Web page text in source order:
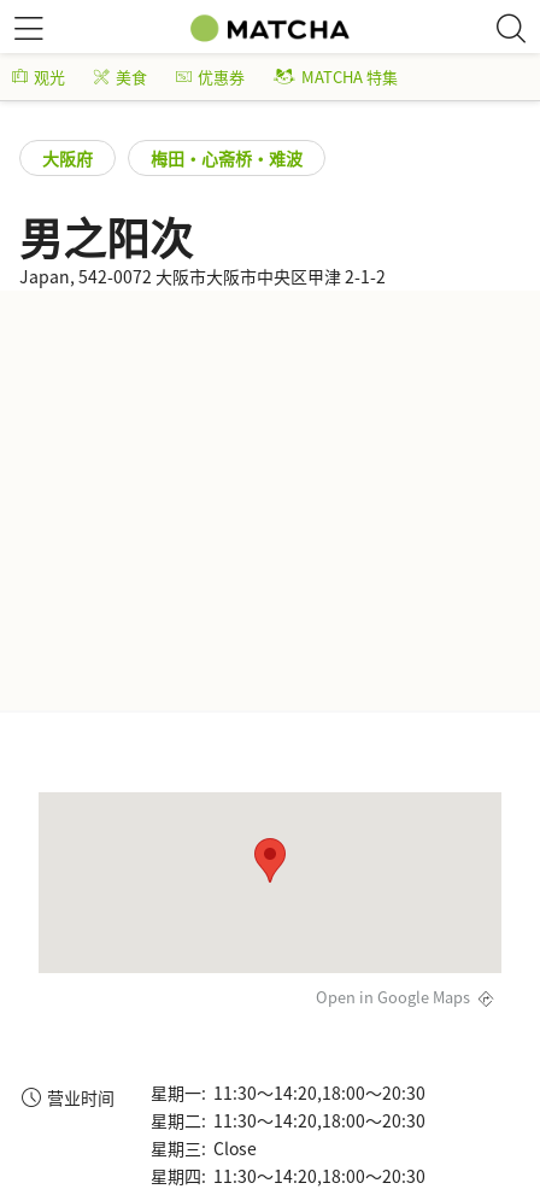
观光 美食 优惠券 MATCHA 特集
大阪府 梅田・心斋桥・难波
男之阳次
Japan, 542-0072 大阪市大阪市中央区甲津 2-1-2
Open in Google Maps
营业时间
星期一: 11:30～14:20,18:00～20:30
星期二: 11:30～14:20,18:00～20:30
星期三: Close
星期四: 11:30～14:20,18:00～20:30